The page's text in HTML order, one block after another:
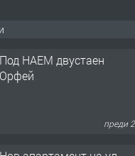
Под НАЕМ двустаен
Орфей
преди